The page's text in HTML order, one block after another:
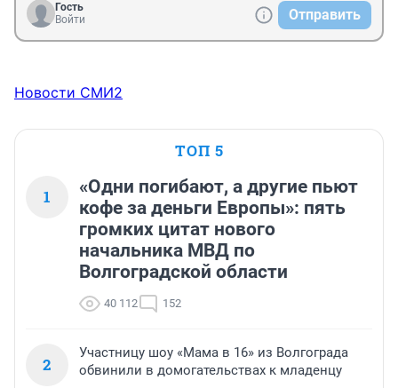
Гость
Войти
Отправить
Новости СМИ2
ТОП 5
1
«Одни погибают, а другие пьют
кофе за деньги Европы»: пять
громких цитат нового
начальника МВД по
Волгоградской области
40 112 152
2
Участницу шоу «Мама в 16» из Волгограда
обвинили в домогательствах к младенцу